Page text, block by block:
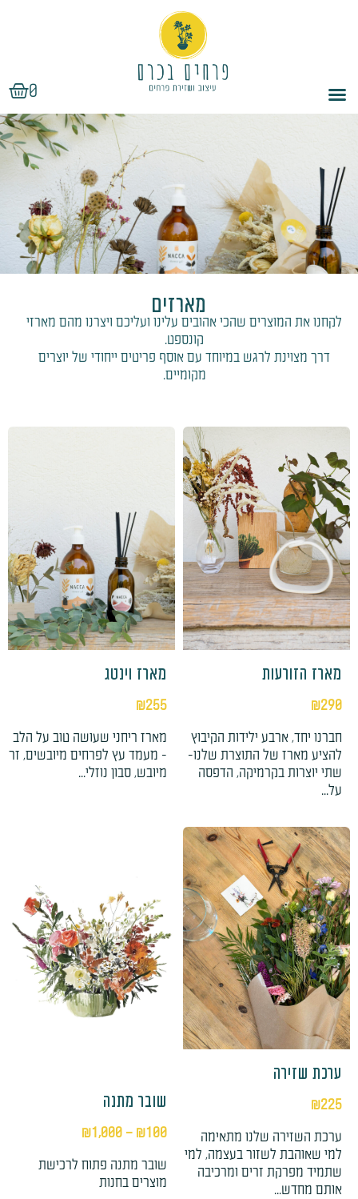
0
עגלת
קניות
מארזים
לקחנו את המוצרים שהכי אהובים עלינו ועליכם ויצרנו מהם מארזי
קונספט.
דרך מצוינת לרגש במיוחד עם אוסף פריטים ייחודי של יוצרים
מקומיים.
מארז הזורעות
₪290
חברנו יחד, ארבע ילידות הקיבוץ
להציע מארז של התוצרת שלנו-
שתי יוצרות בקרמיקה, הדפסה
על...
מארז וינטג
₪255
מארז ריחני שעושה טוב על הלב
- מעמד עץ לפרחים מיובשים, זר
מיובש, סבון נוזלי...
ערכת שזירה
₪225
ערכת השזירה שלנו מתאימה
למי שאוהבת לשזור בעצמה, למי
שתמיד מפרקת זרים ומרכיבה
אותם מחדש...
שובר מתנה
₪100
–
₪1,000
עד
שובר מתנה פתוח לרכישת
מוצרים בחנות